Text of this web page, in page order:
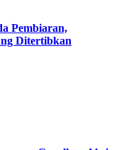
Pembiaran,
Ditertibkan